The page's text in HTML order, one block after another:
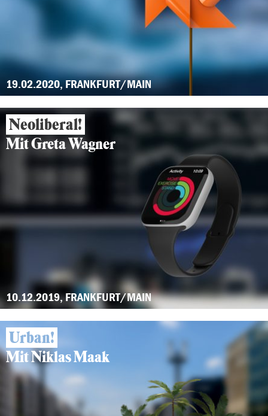
19.02.2020, FRANKFURT/MAIN
Neoliberal!
Mit Greta Wagner
10.12.2019, FRANKFURT/MAIN
Urban!
Mit Niklas Maak